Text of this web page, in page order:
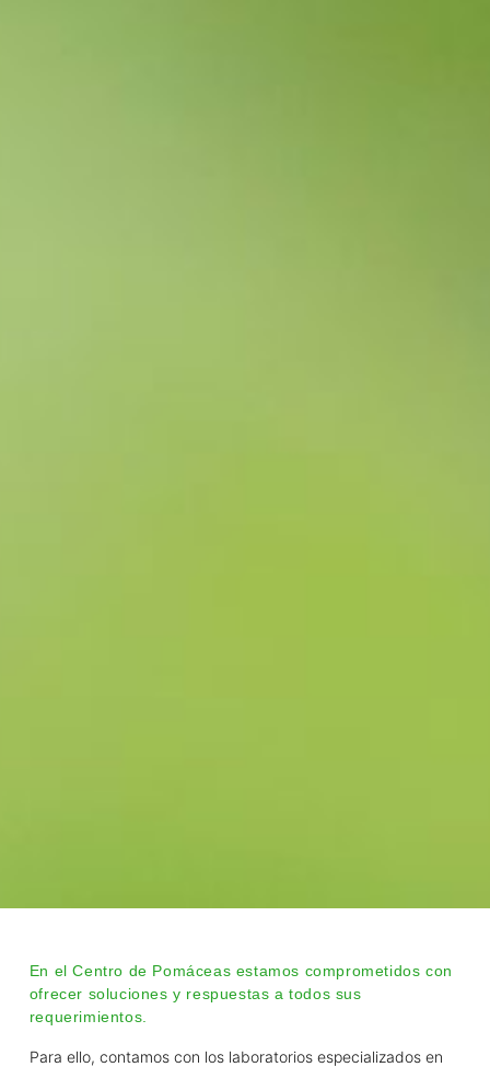
En el Centro de Pomáceas estamos comprometidos con
ofrecer soluciones y respuestas a todos sus
requerimientos.
Para ello, contamos con los laboratorios especializados en